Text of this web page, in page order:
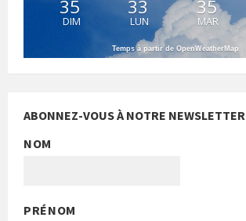
35
DIM
33
LUN
35
MAR
Temps à partir de OpenWeatherMap
ABONNEZ-VOUS À NOTRE NEWSLETTER
NOM
PRÉNOM